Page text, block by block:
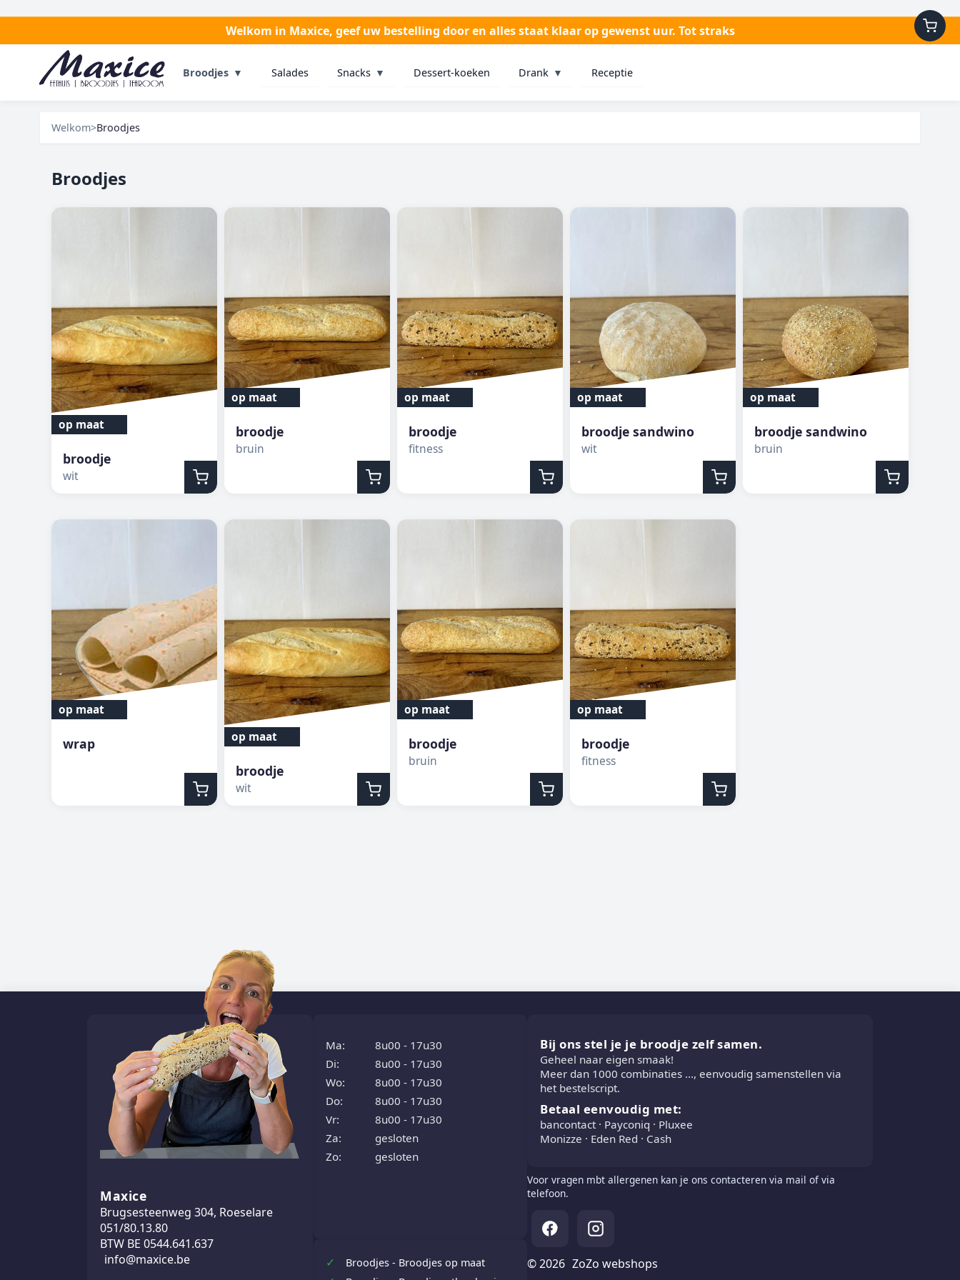
Welkom in Maxice, geef uw bestelling door en alles staat klaar op gewenst uur. Tot straks
Broodjes ▼ Salades Snacks ▼ Dessert-koeken Drank ▼ Receptie
Welkom>Broodjes
Broodjes
op maat
broodje
wit
op maat
broodje
bruin
op maat
broodje
fitness
op maat
broodje sandwino
wit
op maat
broodje sandwino
bruin
op maat
wrap op maat
broodje
wit
op maat
broodje
bruin
op maat
broodje
fitness
Maxice
Brugsesteenweg 304, Roeselare
051/80.13.80
BTW BE 0544.641.637
info@maxice.be
Ma:
8u00 - 17u30
Di:
8u00 - 17u30
Wo:
8u00 - 17u30
Do:
8u00 - 17u30
Vr:
8u00 - 17u30
Za:
gesloten
Zo:
gesloten
✓ Broodjes - Broodjes op maat
Bij ons stel je je broodje zelf samen.
Geheel naar eigen smaak!
Meer dan 1000 combinaties ..., eenvoudig samenstellen via
het bestelscript.
Betaal eenvoudig met:
bancontact · Payconiq · Pluxee
Monizze · Eden Red · Cash
Voor vragen mbt allergenen kan je ons contacteren via mail of via
telefoon.
© 2026 ZoZo webshops